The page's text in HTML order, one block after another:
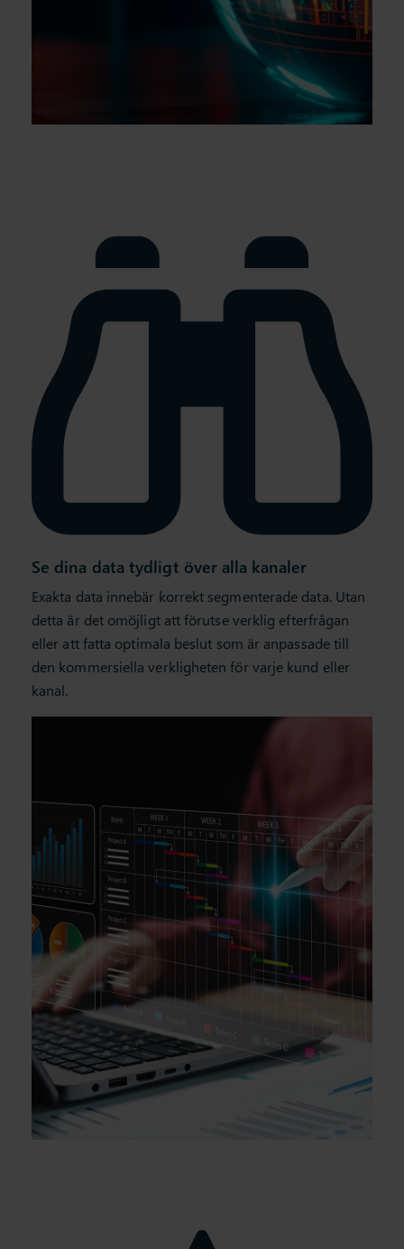
Se dina data tydligt över alla kanaler
Exakta data innebär korrekt segmenterade data. Utan
detta är det omöjligt att förutse verklig efterfrågan
eller att fatta optimala beslut som är anpassade till
den kommersiella verkligheten för varje kund eller
kanal.